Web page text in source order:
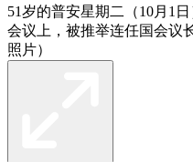
51岁的普安星期二（10月1
会议上，被推举连任国会议
照片）